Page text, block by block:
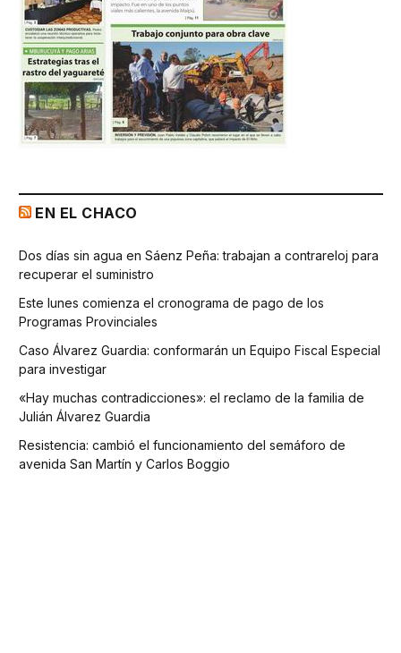
EN EL CHACO
Dos días sin agua en Sáenz Peña: trabajan a contrareloj para
recuperar el suministro
Este lunes comienza el cronograma de pago de los
Programas Provinciales
Caso Álvarez Guardia: conformarán un Equipo Fiscal Especial
para investigar
«Hay muchas contradicciones»: el reclamo de la familia de
Julián Álvarez Guardia
Resistencia: cambió el funcionamiento del semáforo de
avenida San Martín y Carlos Boggio